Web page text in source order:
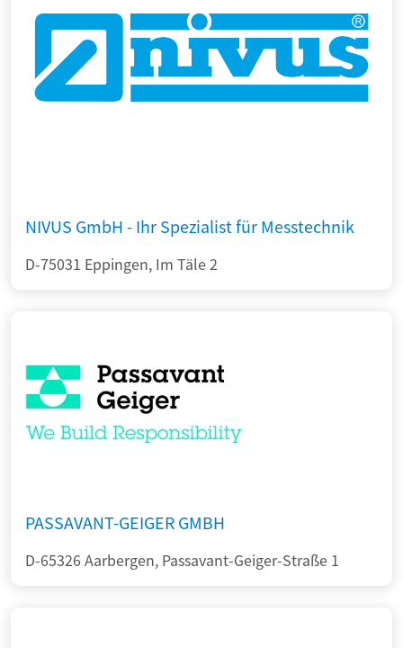
NIVUS GmbH - Ihr Spezialist für Messtechnik
D-75031 Eppingen, Im Täle 2
PASSAVANT-GEIGER GMBH
D-65326 Aarbergen, Passavant-Geiger-Straße 1